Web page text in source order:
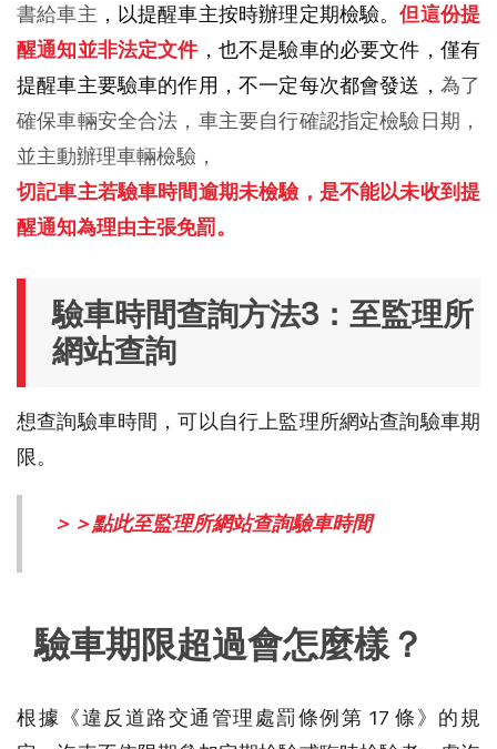
書給車主 ，以提醒車主按時辦理定期檢驗。但這份提
醒通知並非法定文件，也不是驗車的必要文件，僅有
提醒車主要驗車的作用，不一定每次都會發送， 為了
確保車輛安全合法，車主要自行確認指定檢驗日期，
並主動辦理車輛檢驗，
切記車主若驗車時間逾期未檢驗，是不能以未收到提
醒通知為理由主張免罰。
驗車時間查詢方法3：至監理所
網站查詢
想查詢驗車時間，可以自行上監理所網站查詢驗車期
限。
＞＞點此至監理所網站查詢驗車時間
驗車期限超過會怎麼樣？
根據《違反道路交通管理處罰條例第 17 條》的規